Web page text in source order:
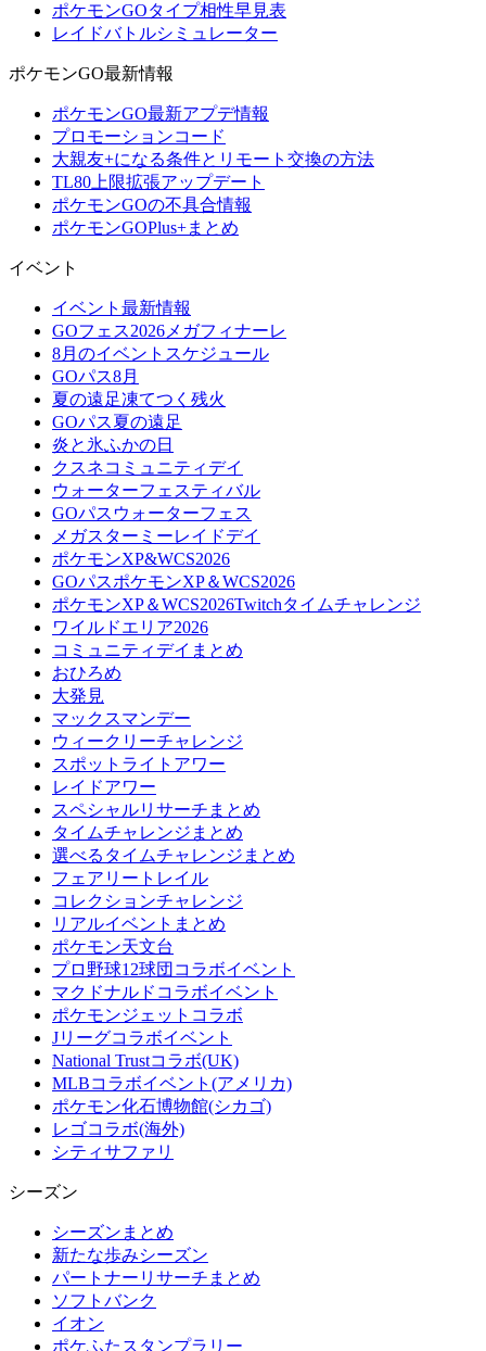
ポケモンGOタイプ相性早見表
レイドバトルシミュレーター
ポケモンGO最新情報
ポケモンGO最新アプデ情報
プロモーションコード
大親友+になる条件とリモート交換の方法
TL80上限拡張アップデート
ポケモンGOの不具合情報
ポケモンGOPlus+まとめ
イベント
イベント最新情報
GOフェス2026メガフィナーレ
8月のイベントスケジュール
GOパス8月
夏の遠足凍てつく残火
GOパス夏の遠足
炎と氷ふかの日
クスネコミュニティデイ
ウォーターフェスティバル
GOパスウォーターフェス
メガスターミーレイドデイ
ポケモンXP&WCS2026
GOパスポケモンXP＆WCS2026
ポケモンXP＆WCS2026Twitchタイムチャレンジ
ワイルドエリア2026
コミュニティデイまとめ
おひろめ
大発見
マックスマンデー
ウィークリーチャレンジ
スポットライトアワー
レイドアワー
スペシャルリサーチまとめ
タイムチャレンジまとめ
選べるタイムチャレンジまとめ
フェアリートレイル
コレクションチャレンジ
リアルイベントまとめ
ポケモン天文台
プロ野球12球団コラボイベント
マクドナルドコラボイベント
ポケモンジェットコラボ
Jリーグコラボイベント
National Trustコラボ(UK)
MLBコラボイベント(アメリカ)
ポケモン化石博物館(シカゴ)
レゴコラボ(海外)
シティサファリ
シーズン
シーズンまとめ
新たな歩みシーズン
パートナーリサーチまとめ
ソフトバンク
イオン
ポケふたスタンプラリー